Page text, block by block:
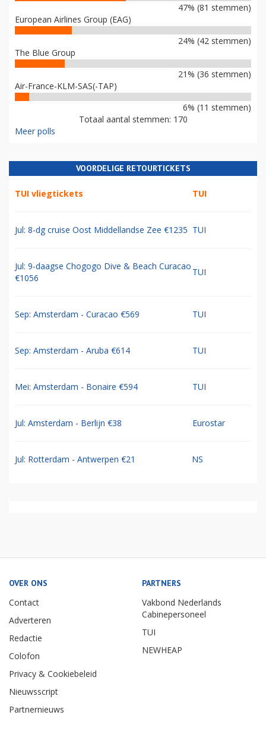
47% (81 stemmen)
European Airlines Group (EAG)
24% (42 stemmen)
The Blue Group
21% (36 stemmen)
Air-France-KLM-SAS(-TAP)
6% (11 stemmen)
Totaal aantal stemmen: 170
Meer polls
VOORDELIGE RETOURTICKETS
TUI vliegtickets TUI
Jul: 8-dg cruise Oost Middellandse Zee €1235 TUI
Jul: 9-daagse Chogogo Dive & Beach Curacao
€1056
TUI
Sep: Amsterdam - Curacao €569 TUI
Sep: Amsterdam - Aruba €614 TUI
Mei: Amsterdam - Bonaire €594 TUI
Jul: Amsterdam - Berlijn €38 Eurostar
Jul: Rotterdam - Antwerpen €21 NS
OVER ONS
Contact
Adverteren
Redactie
Colofon
Privacy & Cookiebeleid
Nieuwsscript
Partnernieuws
PARTNERS
Vakbond Nederlands
Cabinepersoneel
TUI
NEWHEAP